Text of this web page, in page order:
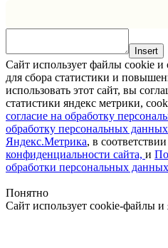
Insert
Сайт использует файлы cookie
для сбора статистики и
использовать этот сайт, вы
статистики яндекс метрики,
согласие на обработку
обработку персональных
Яндекс.Метрика, в
конфиденциальности сайта, и
обработки персональных данных
Понятно
Сайт использует cookie-файлы и